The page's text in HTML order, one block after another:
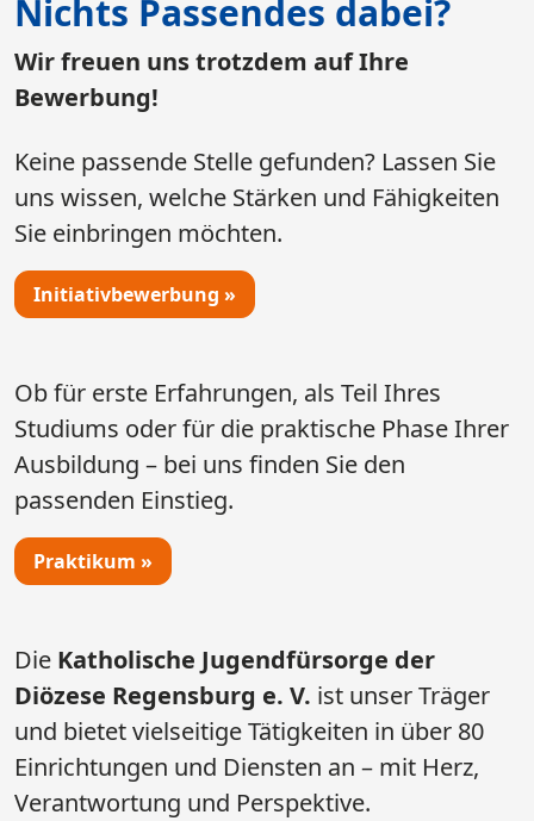
Nichts Passendes dabei?
Wir freuen uns trotzdem auf Ihre
Bewerbung!
Keine passende Stelle gefunden? Lassen Sie
uns wissen, welche Stärken und Fähigkeiten
Sie einbringen möchten.
Initiativbewerbung »
Ob für erste Erfahrungen, als Teil Ihres
Studiums oder für die praktische Phase Ihrer
Ausbildung – bei uns finden Sie den
passenden Einstieg.
Praktikum »
Die Katholische Jugendfürsorge der
Diözese Regensburg e. V. ist unser Träger
und bietet vielseitige Tätigkeiten in über 80
Einrichtungen und Diensten an – mit Herz,
Verantwortung und Perspektive.